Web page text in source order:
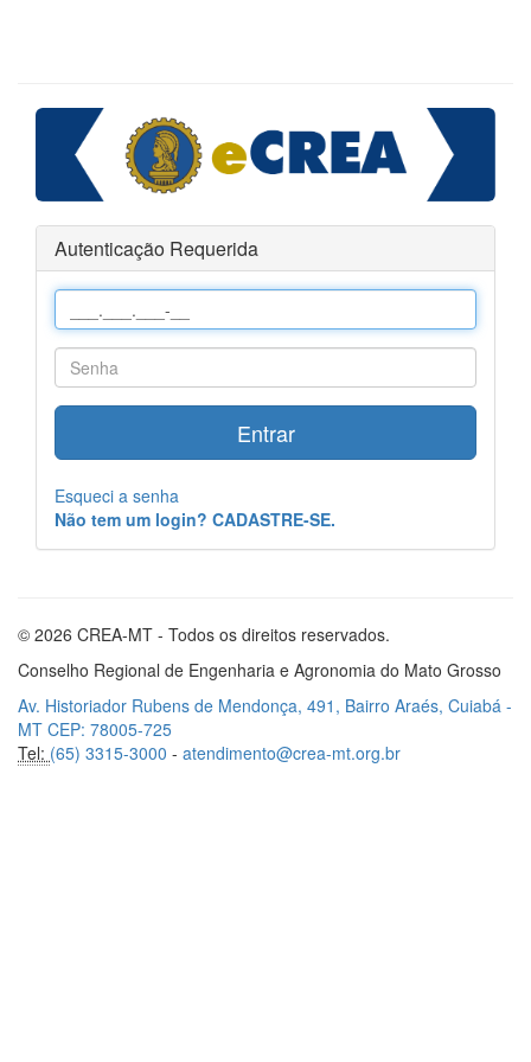
Autenticação Requerida
Entrar
Esqueci a senha
Não tem um login? CADASTRE-SE.
© 2026 CREA-MT - Todos os direitos reservados.
Conselho Regional de Engenharia e Agronomia do Mato Grosso
Av. Historiador Rubens de Mendonça, 491, Bairro Araés, Cuiabá -
MT CEP: 78005-725
Tel: (65) 3315-3000 - atendimento@crea-mt.org.br